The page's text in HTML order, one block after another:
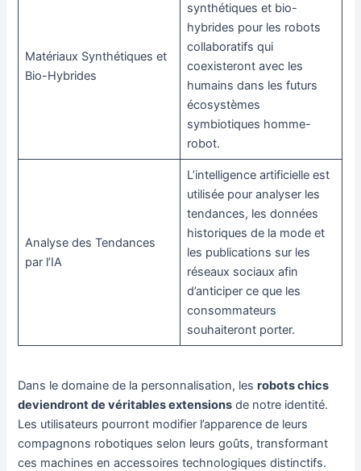
Matériaux Synthétiques et
Bio-Hybrides
synthétiques et bio-
hybrides pour les robots
collaboratifs qui
coexisteront avec les
humains dans les futurs
écosystèmes
symbiotiques homme-
robot.
Analyse des Tendances
par l’IA
L’intelligence artificielle est
utilisée pour analyser les
tendances, les données
historiques de la mode et
les publications sur les
réseaux sociaux afin
d’anticiper ce que les
consommateurs
souhaiteront porter.
Dans le domaine de la personnalisation, lesrobots chics
deviendront de véritables extensions de notre identité.
Les utilisateurs pourront modifier l’apparence de leurs
compagnons robotiques selon leurs goûts, transformant
ces machines en accessoires technologiques distinctifs.